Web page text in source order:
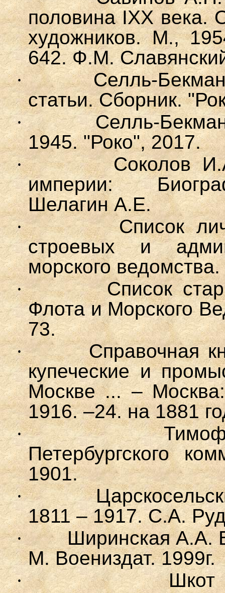
половина IXX века.
художников. М.,
642. Ф.М.
·
Селль-
статьи. Сборник.
·
Селль-
1945. "Роко", 2017.
·
Соколов
империи:
Шелагин А.Е.
·
Список
строевых и
морского
·
Список
Флота и Морского
73.
·
Справочная
купеческие и
Москве ... –
1916. –24. на 1881
·
Петербургского
1901.
·
1811 – 1917. С.А.
·
Ширинская А.А.
М. Воениздат. 1999г.
·
Шкот